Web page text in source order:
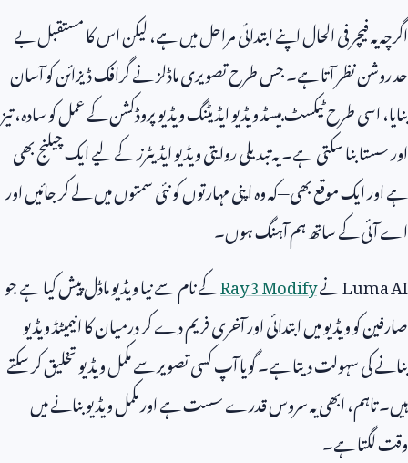
اگرچہ یہ فیچر فی الحال اپنے ابتدائی مراحل میں ہے، لیکن اس کا مستقبل بے
حد روشن نظر آتا ہے۔ جس طرح تصویری ماڈلز نے گرافک ڈیزائن کو آسان
بنایا، اسی طرح ٹیکسٹ بیسڈ ویڈیو ایڈیٹنگ ویڈیو پروڈکشن کے عمل کو سادہ، تیز
اور سستا بنا سکتی ہے۔ یہ تبدیلی روایتی ویڈیو ایڈیٹرز کے لیے ایک چیلنج بھی
ہے اور ایک موقع بھی—کہ وہ اپنی مہارتوں کو نئی سمتوں میں لے کر جائیں اور
اے آئی کے ساتھ ہم آہنگ ہوں۔
Luma AIنےRay 3 Modifyکے نام سے نیا ویڈیو ماڈل پیش کیا ہے جو
صارفین کو ویڈیو میں ابتدائی اور آخری فریم دے کر درمیان کا انیمیٹڈ ویڈیو
بنانے کی سہولت دیتا ہے۔ گویا آپ کسی تصویر سے مکمل ویڈیو تخلیق کر سکتے
ہیں۔ تاہم، ابھی یہ سروس قدرے سست ہے اور مکمل ویڈیو بنانے میں
وقت لگتا ہے۔